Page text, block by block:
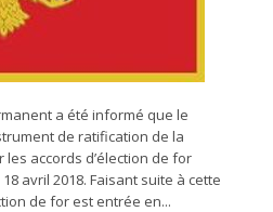
a été informé que le
de ratification de la
les accords d’élection de for
avril 2018. Faisant suite à cette
de for est entrée en...